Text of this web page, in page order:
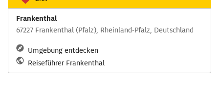
Frankenthal
67227 Frankenthal (Pfalz), Rheinland-Pfalz, Deutschland
Umgebung entdecken
Reiseführer Frankenthal